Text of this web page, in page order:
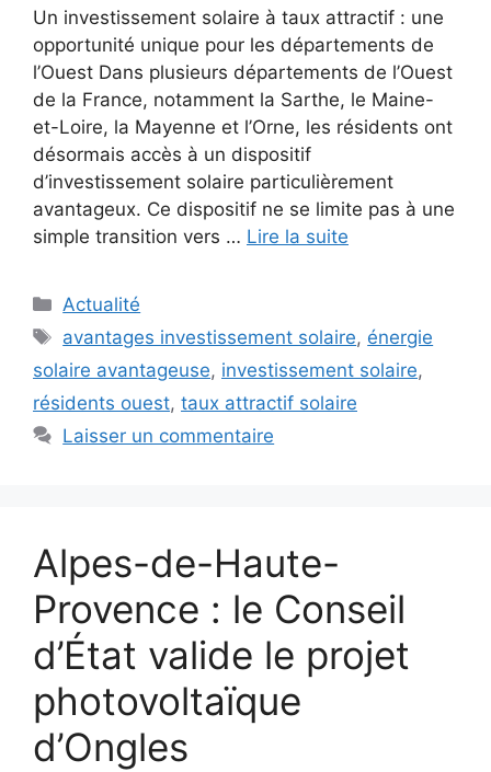
Un investissement solaire à taux attractif : une
opportunité unique pour les départements de
l’Ouest Dans plusieurs départements de l’Ouest
de la France, notamment la Sarthe, le Maine-
et-Loire, la Mayenne et l’Orne, les résidents ont
désormais accès à un dispositif
d’investissement solaire particulièrement
avantageux. Ce dispositif ne se limite pas à une
simple transition vers … Lire la suite
Catégories
Actualité
Étiquettes
avantages investissement solaire, énergie
solaire avantageuse, investissement solaire,
résidents ouest, taux attractif solaire
Laisser un commentaire
Alpes-de-Haute-
Provence : le Conseil
d’État valide le projet
photovoltaïque
d’Ongles